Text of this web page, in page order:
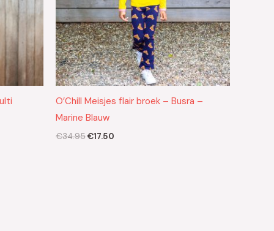
O’Chill Meisjes flair broek – Busra –
Marine Blauw
€34.95€17.50